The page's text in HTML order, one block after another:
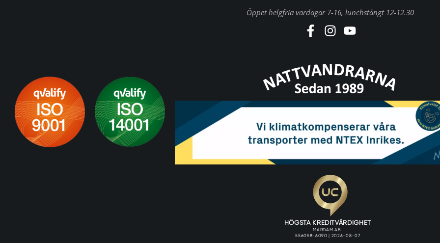
Öppet helgfria vardagar 7-16, lunchstängt 12-12.30